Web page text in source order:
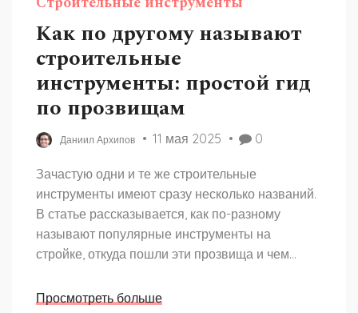
Как по другому называют
строительные
инструменты: простой гид
по прозвищам
Даниил Архипов 11 мая 2025 0
Зачастую одни и те же строительные
инструменты имеют сразу несколько названий.
В статье рассказывается, как по-разному
называют популярные инструменты на
стройке, откуда пошли эти прозвища и чем
официальных. Советы помогут не запутаться в
Просмотреть больше